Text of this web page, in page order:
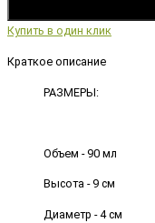
Купить в один клик
Краткое описание
РАЗМЕРЫ:
Объем - 90 мл
Высота - 9 см
Диаметр - 4 см